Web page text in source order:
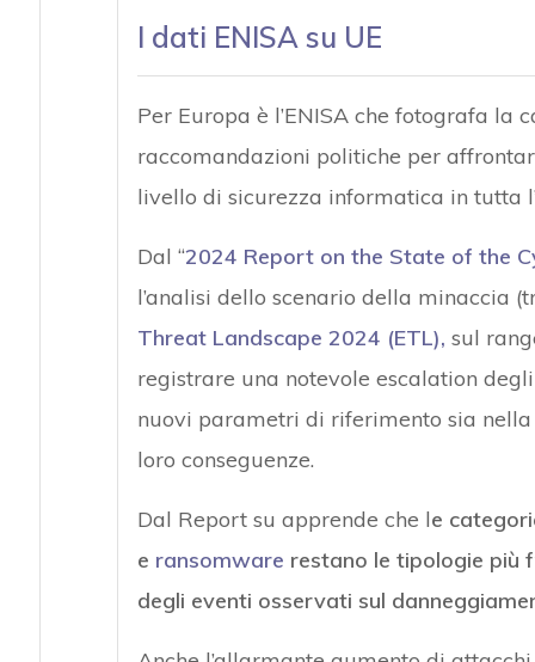
I dati ENISA su UE
Per Europa è l’ENISA che fotografa
raccomandazioni politiche per
livello di sicurezza informatica in tutta
Dal “2024 Report on the State of the
l’analisi dello scenario della minaccia
Threat Landscape 2024 (ETL), sul
registrare una notevole escalation
nuovi parametri di riferimento sia
loro conseguenze.
Dal Report su apprende che le
e ransomware restano le tipologie più
degli eventi osservati sul